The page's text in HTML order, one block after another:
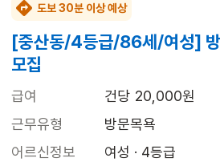
도보 30분 이상 예상
[중산동/4등급/86세/여성] 방
모집
급여
건당 20,000원
근무유형
방문목욕
어르신정보
여성 · 4등급